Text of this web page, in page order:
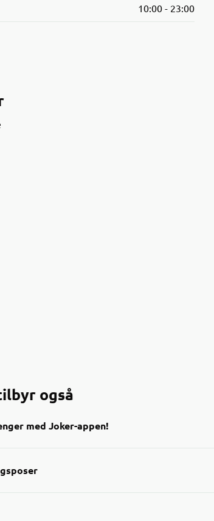
10:00 - 23:00
også
med Joker-appen!
du enkelt finne nedprisede datovarer i Joker-